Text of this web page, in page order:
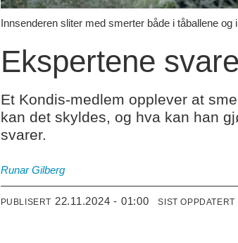
Innsenderen sliter med smerter både i tåballene
Ekspertene
Et Kondis-medlem opplever at
kan det skyldes, og hva kan han
svarer.
Runar Gilberg
PUBLISERT 22.11.2024 - 01:00 SIST OPPDATERT